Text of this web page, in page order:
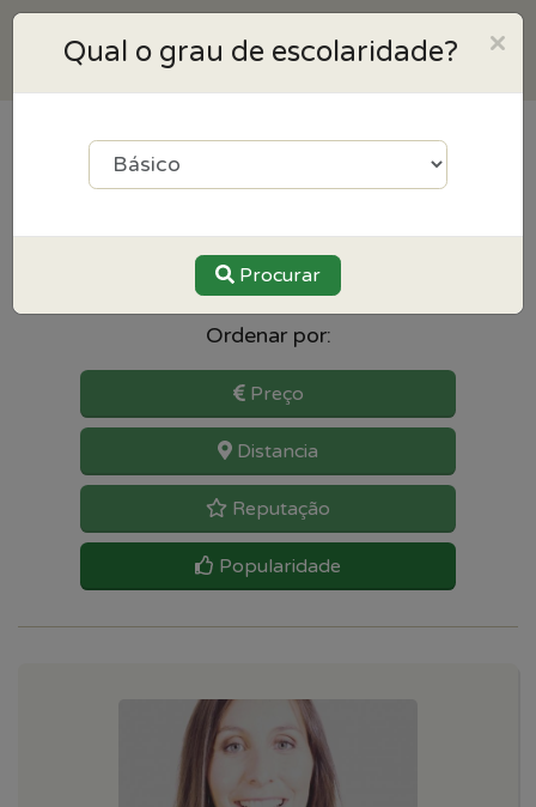
resultados para Física e
da feira
Ordenar por:
Preço
Distancia
Reputação
Popularidade
×
Qual o grau de escolaridade?
Procurar